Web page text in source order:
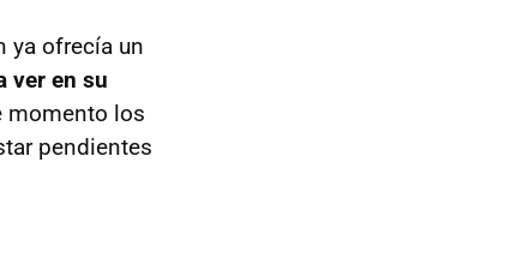
ya ofrecía un
ver en su
momento los
pendientes